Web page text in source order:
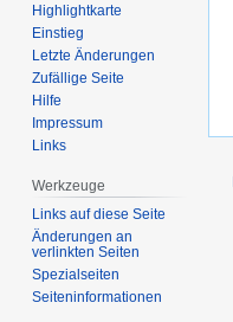
Highlightkarte
Einstieg
Letzte Änderungen
Zufällige Seite
Hilfe
Impressum
Links
Werkzeuge
Links auf diese Seite
Änderungen an
verlinkten Seiten
Spezialseiten
Seiten­­informationen